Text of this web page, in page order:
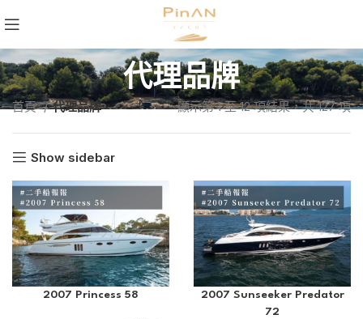
代理品牌
首頁 代理品牌 顯示第 1 至 12 項結果，共 127 項
Show sidebar
2007 Princess 58
2007 Sunseeker Predator
72